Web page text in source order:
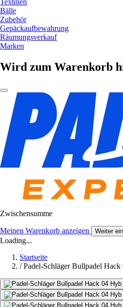
Textilien
Bälle
Zubehör
Gepäckaufbewahrung
Räumungsverkauf
Marken
Wird zum Warenkorb
Zwischensumme
Meinen Warenkorb anzeigen Weiter
Loading...
Startseite
/ Padel-Schläger Bullpadel